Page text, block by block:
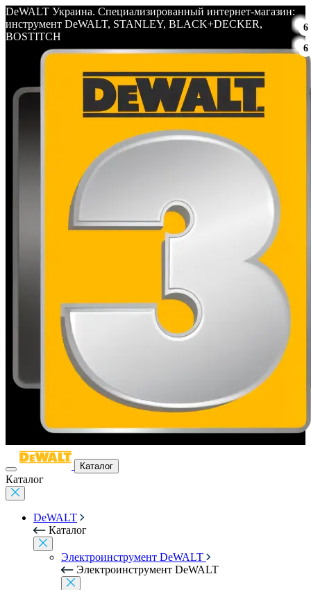
DeWALT Украина. Специализированный интернет-магазин:
инструмент DeWALT, STANLEY, BLACK+DECKER,
BOSTITCH
Каталог
Каталог
DeWALT
Каталог
Электроинструмент DeWALT
Электроинструмент DeWALT
6
6